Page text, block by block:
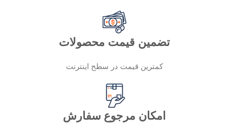
تضمین قیمت محصولات
کمترین قیمت در سطح اینترنت
امکان مرجوع سفارش